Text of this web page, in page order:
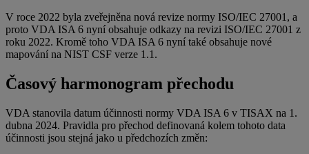
V roce 2022 byla zveřejněna nová revize normy ISO/IEC 27001, a
proto VDA ISA 6 nyní obsahuje odkazy na revizi ISO/IEC 27001 z
roku 2022. Kromě toho VDA ISA 6 nyní také obsahuje nové
mapování na NIST CSF verze 1.1.
Časový harmonogram přechodu
VDA stanovila datum účinnosti normy VDA ISA 6 v TISAX na 1.
dubna 2024. Pravidla pro přechod definovaná kolem tohoto data
účinnosti jsou stejná jako u předchozích změn: